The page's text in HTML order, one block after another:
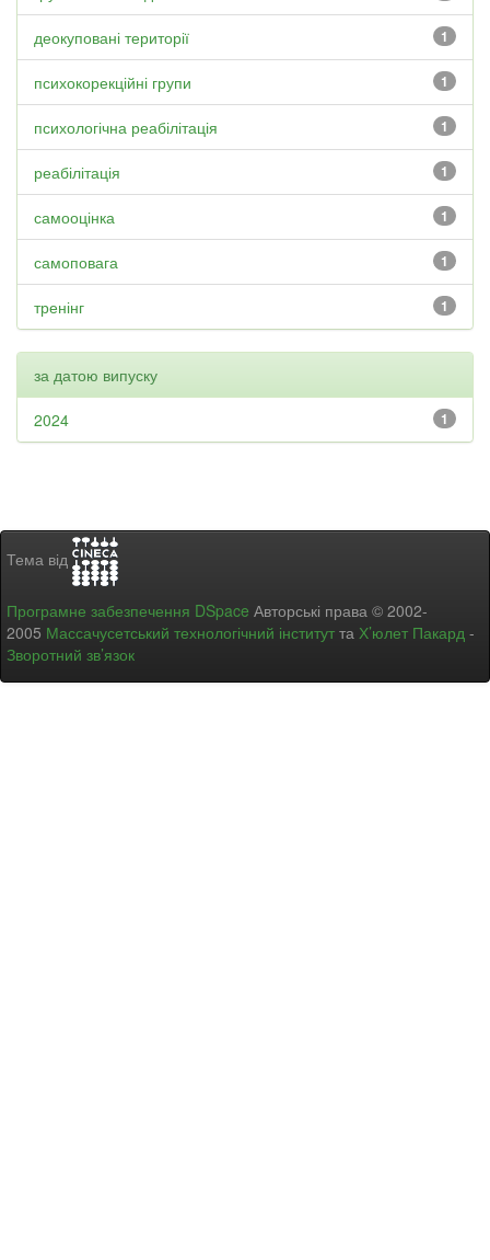
1
деокуповані території
1
психокорекційні групи
1
психологічна реабілітація
1
реабілітація
1
самооцінка
1
самоповага
1
тренінг
за датою випуску
1
2024
Тема від
Програмне забезпечення DSpace Авторські права © 2002-
2005 Массачусетський технологічний інститут та Х’юлет Пакард -
Зворотний зв’язок